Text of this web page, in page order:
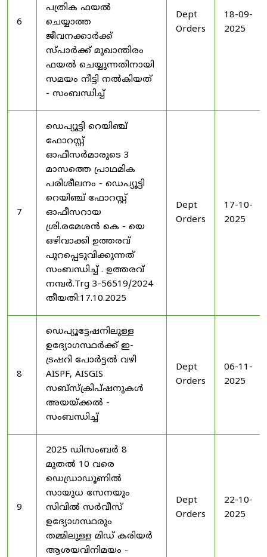
6
പത്രിക ഫയൽ
ചെയ്യാത്ത
ജീവനക്കാർക്ക്
സ്പാർക്ക് മുഖാന്തിരം
ഫയൽ ചെയ്യുന്നതിനായി
സമയം നീട്ടി നൽകിയത്
- സംബന്ധിച്ച്
Dept
Orders
18-09-
2025
7
ഡെപ്യൂട്ടി റെയിഞ്ച്
ഫോറസ്റ്റ്
ഓഫീസർമാരുടെ 3
മാസത്തെ പ്രാഥമിക
പരിശീലനം - ഡെപ്യൂട്ടി
റെയിഞ്ച് ഫോറസ്റ്റ്
ഓഫീസറായ
ശ്രി.രമേശൻ കെ - യെ
ഒഴിവാക്കി ഉത്തരവ്
പുറപ്പെടുവിക്കുന്നത്
സംബന്ധിച്ച് . ഉത്തരവ്
നമ്പർ.Trg 3-56519/2024
തീയതി:17.10.2025
Dept
Orders
17-10-
2025
8
ഡെപ്യൂട്ടേഷനിലുള്ള
ഉദ്യോഗസ്ഥർക്ക് ഇ-
ട്രഷറി പോർട്ടൽ വഴി
AISPF, AISGIS
സബ്‌സ്‌ക്രിപ്‌ഷനുകൾ
അയയ്ക്കൽ -
സംബന്ധിച്ച്
Dept
Orders
06-11-
2025
9
2025 ഡിസംബർ 8
മുതൽ 10 വരെ
ഡെഡ്രാഡൂണിൽ
സായുധ സേനയും
സിവിൽ സർവീസ്
ഉദ്യോഗസ്ഥരും
തമ്മിലുള്ള മിഡ് കരിയർ
ആശയവിനിമയം -
Dept
Orders
22-10-
2025